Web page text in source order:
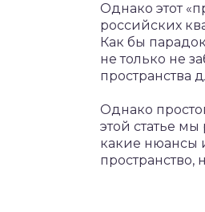
Однако этот
российских
Как бы
не только не
пространства
Однако
этой статье
какие нюансы
пространство,